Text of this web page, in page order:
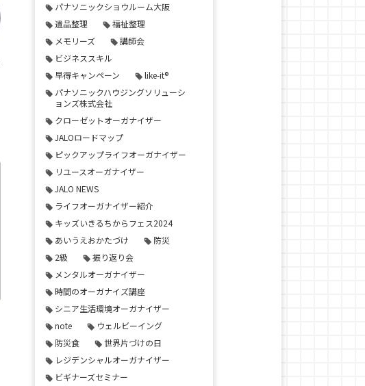
パナソニックショウルーム大阪
遺品整理
福祉整理
メモリーズ
講師会
ビジネススキル
早得キャンペーン
like-it®
パナソニックハウジングソリューシ
ョンズ株式会社
クローゼットオーガナイザー
JALOロードマップ
ピックアップライフオーガナイザー
リユースオーガナイザー
JALO NEWS
ライフオーガナイザー紹介
キッズいきるちからフェス2024
あいうえおかたづけ
防災
2級
振り返り会
メンタルオーガナイザー
時間のオーガナイズ講座
シニア生活環境オーガナイザー
note
ウェルビーイング
防災食
世界片づけの日
レジデンシャルオーガナイザー
ビギナーズセミナー